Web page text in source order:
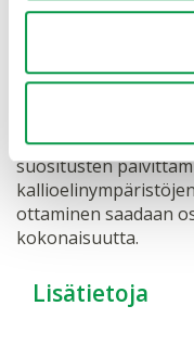
Tieto siirtyy
luonnonhoidon
suositusten
ottaminen saadaan
kokonaisuutta.
Lisätietoja